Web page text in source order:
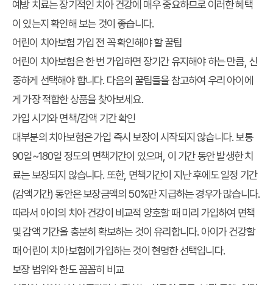
예방 치료는 장기적인 치아 건강에 매우 중요하므로 이러한 혜택
이 있는지 확인해 보는 것이 좋습니다.
어린이 치아보험 가입 전 꼭 확인해야 할 꿀팁
어린이 치아보험은 한 번 가입하면 장기간 유지해야 하는 만큼, 신
중하게 선택해야 합니다. 다음의 꿀팁들을 참고하여 우리 아이에
게 가장 적합한 상품을 찾아보세요.
가입 시기와 면책/감액 기간 확인
대부분의 치아보험은 가입 즉시 보장이 시작되지 않습니다. 보통
90일~180일 정도의 면책기간이 있으며, 이 기간 동안 발생한 치
료는 보장되지 않습니다. 또한, 면책기간이 지난 후에도 일정 기간
(감액기간) 동안은 보장금액의 50%만 지급하는 경우가 많습니다.
따라서 아이의 치아 건강이 비교적 양호할 때 미리 가입하여 면책
및 감액 기간을 충분히 확보하는 것이 유리합니다. 아이가 건강할
때 어린이 치아보험에 가입하는 것이 현명한 선택입니다.
보장 범위와 한도 꼼꼼히 비교